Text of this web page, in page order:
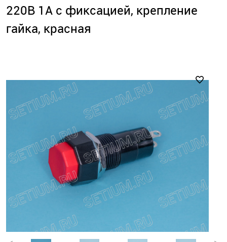
220В 1А с фиксацией, крепление
гайка, красная